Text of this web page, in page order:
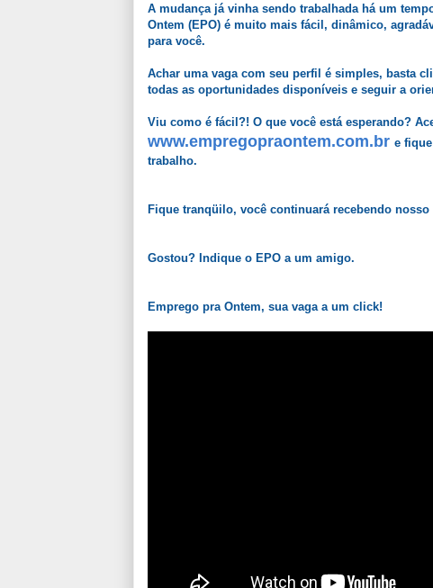
A mudança já vinha sendo trabalhada há um
Ontem (EPO) é muito mais fácil, dinâmico,
para você.
Achar uma vaga com seu perfil é simples, basta
todas as oportunidades disponíveis e seguir a
Viu como é fácil?! O que você está esperando?
www.empregopraontem.com.br e
trabalho.
Fique tranqüilo, você continuará recebendo
Gostou? Indique o EPO a um amigo.
Emprego pra Ontem, sua vaga a um click!